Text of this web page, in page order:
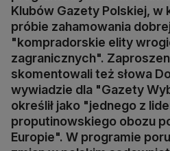
Klubów Gazety Polskiej, w
próbie zahamowania
"kompradorskie elity
zagranicznych".
skomentowali też słowa
wywiadzie dla "Gazety
określił jako "jednego z
proputinowskiego obozu
Europie". W programie